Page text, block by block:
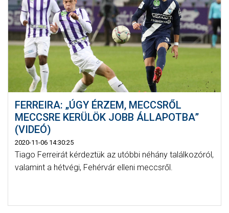
FERREIRA: „ÚGY ÉRZEM, MECCSRŐL
MECCSRE KERÜLÖK JOBB ÁLLAPOTBA”
(VIDEÓ)
2020-11-06 14:30:25
Tiago Ferreirát kérdeztük az utóbbi néhány találkozóról,
valamint a hétvégi, Fehérvár elleni meccsről.